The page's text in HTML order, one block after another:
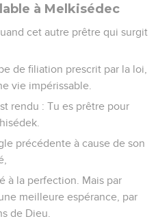
à Melkisédec
cet autre prêtre qui surgit
de filiation prescrit par la loi,
vie impérissable.
rendu : Tu es prêtre pour
précédente à cause de son
à la perfection. Mais par
meilleure espérance, par
de Dieu.